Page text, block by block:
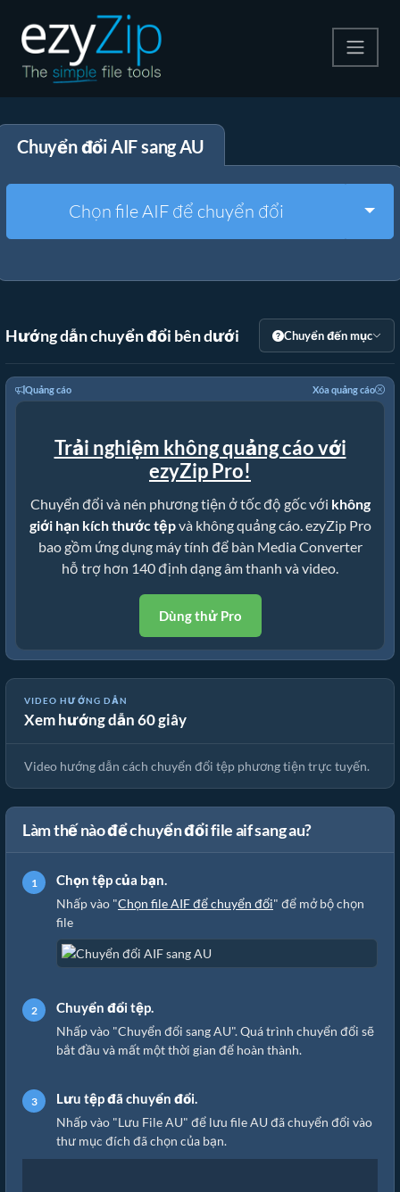
Giải nén
Công cụ khác
Chuyển đổi AIF sang AU
Chọn file AIF để chuyển đổi
Hướng dẫn chuyển đổi bên dưới Chuyển đến mục
Quảng cáo Xóa quảng cáo
Trải nghiệm không quảng cáo với
ezyZip Pro!
Chuyển đổi và nén phương tiện ở tốc độ gốc với không
giới hạn kích thước tệpvà không quảng cáo. ezyZip Pro
bao gồm ứng dụng máy tính để bàn Media Converter
hỗ trợ hơn 140 định dạng âm thanh và video.
Dùng thử Pro
VIDEO HƯỚNG DẪN
Xem hướng dẫn 60 giây
🎵 Cách Chuyển Đổi Phương Tiện Trực Tuyến Miễn Phí
Video hướng dẫn cách chuyển đổi tệp phương tiện trực tuyến.
Làm thế nào để chuyển đổi file aif sang au?
Chọn tệp của bạn.
Nhấp vào "Chọn file AIF để chuyển đổi" để mở bộ chọn
file
Chuyển đổi tệp.
Nhấp vào "Chuyển đổi sang AU". Quá trình chuyển đổi sẽ
bắt đầu và mất một thời gian để hoàn thành.
Lưu tệp đã chuyển đổi.
Nhấp vào "Lưu File AU" để lưu file AU đã chuyển đổi vào
thư mục đích đã chọn của bạn.